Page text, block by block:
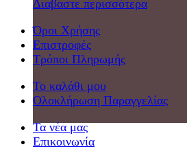
Διαβάστε περισσότερα
Όροι Χρήσης
Επιστροφές
Τρόποι Πληρωμής
Το καλάθι μου
Ολοκλήρωση Παραγγελίας
Τα νέα μας
Επικοινωνία